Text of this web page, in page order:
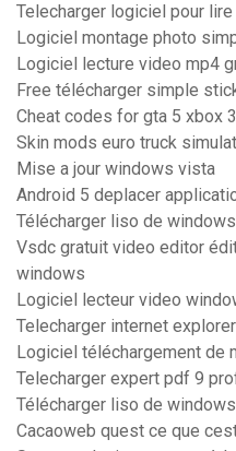
Telecharger logiciel pour
Logiciel montage photo
Logiciel lecture video mp4
Free télécharger simple
Cheat codes for gta 5 xbox
Skin mods euro truck
Mise a jour windows vista
Android 5 deplacer
Télécharger liso de
Vsdc gratuit video editor
windows
Logiciel lecteur video
Telecharger internet
Logiciel téléchargement de
Telecharger expert pdf 9
Télécharger liso de
Cacaoweb quest ce que